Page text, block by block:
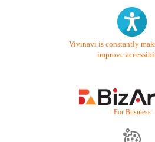
Vivinavi is constantly
improve
- For Business -